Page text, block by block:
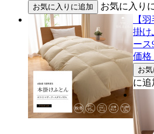
お気に入り
【
掛け
ース
価格
に追